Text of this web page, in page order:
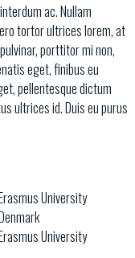
ac. Nullam
tortor ultrices lorem, at
porttitor mi non,
eget, finibus eu
pellentesque dictum
ultrices id. Duis eu purus
University
University